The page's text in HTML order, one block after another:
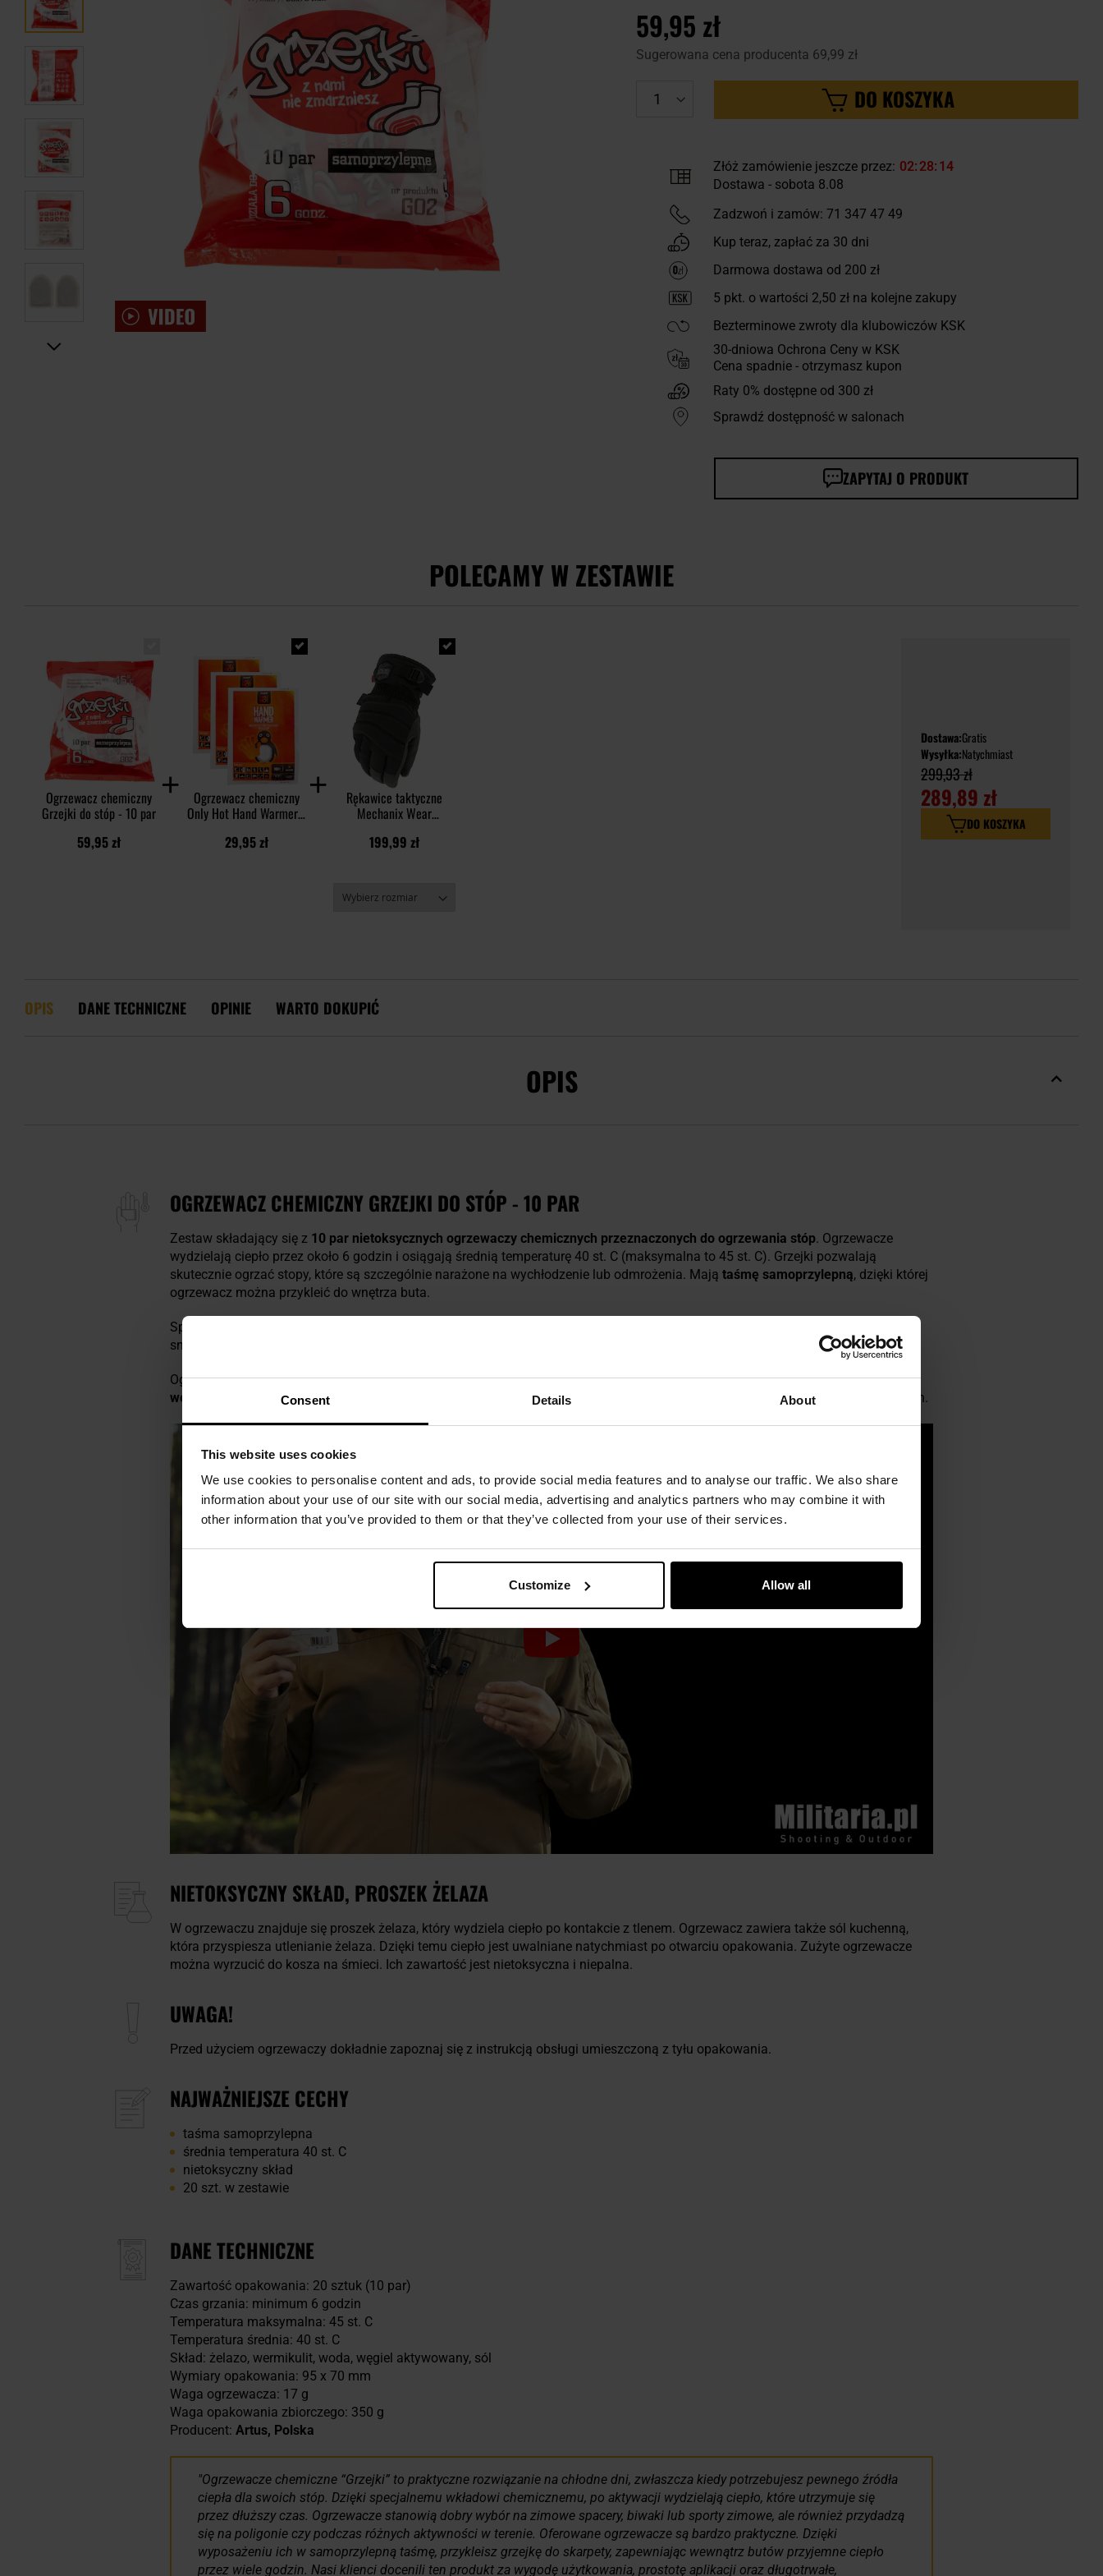
Consent Details About
This website uses cookies
We use cookies to personalise content and ads, to provide social media features and to analyse our traffic. We also share
information about your use of our site with our social media, advertising and analytics partners who may combine it with
other information that you’ve provided to them or that they’ve collected from your use of their services.
Customize Allow all
59,95 zł
Sugerowana cena producenta 69,99 zł
DO KOSZYKA
Złóż zamówienie jeszcze przez: 02 28 13
Dostawa - sobota 8.08
Zadzwoń i zamów: 71 347 47 49
Kup teraz, zapłać za 30 dni
Darmowa dostawa od 200 zł
5 pkt. o wartości 2,50 złna kolejne zakupy
Bezterminowe zwroty dla klubowiczów KSK
30-dniowa Ochrona Ceny w KSK
Cena spadnie - otrzymasz kupon
Raty 0% dostępne od 300 zł
Sprawdź dostępność w salonach
ZAPYTAJ O PRODUKT
POLECAMY W ZESTAWIE
Ogrzewacz chemiczny
Grzejki do stóp - 10 par
59,95 zł
Ogrzewacz chemiczny
Only Hot Hand Warmer -
29,95 zł
Rękawice taktyczne
Mechanix Wear
Black/Grey
199,99 zł
Dostawa:Gratis
Wysyłka:Natychmiast
299,93 zł
289,89 zł
DO KOSZYKA
OPIS DANE TECHNICZNE OPINIE WARTO DOKUPIĆ
OPIS
OGRZEWACZ CHEMICZNY GRZEJKI DO STÓP - 10 PAR
Zestaw składający się z 10 par nietoksycznych ogrzewaczy chemicznych przeznaczonych do ogrzewania stóp. Ogrzewacze
wydzielają ciepło przez około 6 godzin i osiągają średnią temperaturę 40 st. C (maksymalna to 45 st. C). Grzejki pozwalają
skutecznie ogrzać stopy, które są szczególnie narażone na wychłodzenie lub odmrożenia. Mają taśmę samoprzylepną, dzięki której
ogrzewacz można przykleić do wnętrza buta.
Sprawdzą się w różnego rodzaju aktywnościach i sportach. Mogą ich używać np.:
snowboardziści, członkowie wypraw wysokogórskich, wędkarze, płetwonurkowie czy jeźdźcy konni.
Ogrzewacze będą przydatne także w innych okolicznościach, np.: podczas zimowego noclegu pod namiotem -umieszczone
wewnątrz śpiwora wytworzą komfortową temperaturę
. Mogą być stosowane przy dolegliwościach artretycznych i reumatycznych.
NIETOKSYCZNY SKŁAD, PROSZEK ŻELAZA
W ogrzewaczu znajduje się proszek żelaza, który wydziela ciepło po kontakcie z tlenem. Ogrzewacz zawiera także sól kuchenną,
która przyspiesza utlenianie żelaza. Dzięki temu ciepło jest uwalniane natychmiast po otwarciu opakowania. Zużyte ogrzewacze
można wyrzucić do kosza na śmieci. Ich zawartość jest nietoksyczna i niepalna.
UWAGA!
Przed użyciem ogrzewaczy dokładnie zapoznaj się z instrukcją obsługi umieszczoną z tyłu opakowania.
NAJWAŻNIEJSZE CECHY
taśma samoprzylepna
średnia temperatura 40 st. C
nietoksyczny skład
20 szt. w zestawie
DANE TECHNICZNE
Zawartość opakowania: 20 sztuk (10 par)
Czas grzania: minimum 6 godzin
Temperatura maksymalna: 45 st. C
Temperatura średnia: 40 st. C
Skład: żelazo, wermikulit, woda, węgiel aktywowany, sól
Wymiary opakowania: 95 x 70 mm
Waga ogrzewacza: 17 g
Waga opakowania zbiorczego: 350 g
Producent: Artus, Polska
Ogrzewacze chemiczne “Grzejki” to praktyczne rozwiązanie na chłodne dni, zwłaszcza kiedy potrzebujesz pewnego źródła
ciepła dla swoich stóp. Dzięki specjalnemu wkładowi chemicznemu, po aktywacji wydzielają ciepło, które utrzymuje się
przez dłuższy czas. Ogrzewacze stanowią dobry wybór na zimowe spacery, biwaki lub sporty zimowe, ale również przydadzą
się na poligonie czy podczas różnych aktywności w terenie. Oferowane ogrzewacze są bardzo praktyczne. Dzięki
wyposażeniu ich w samoprzylepną taśmę, przykleisz grzejkę do skarpety, zapewniając wewnątrz butów przyjemne ciepło
przez wiele godzin. Nasi klienci docenili ten produkt za wygodę użytkowania, prostotę aplikacji oraz długotrwałe,